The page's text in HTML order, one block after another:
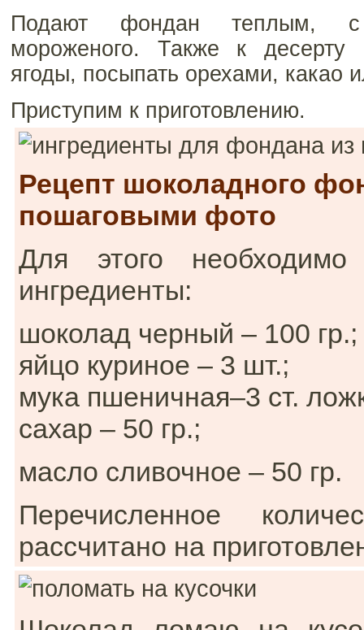
Подают фондан теплым, с
мороженого. Также к десерту
ягоды, посыпать орехами, какао
Приступим к приготовлению.
Рецепт шоколадного
пошаговыми фото
Для этого
ингредиенты:
шоколад черный – 100 гр.;
яйцо куриное – 3 шт.;
мука пшеничная–3 ст.
сахар – 50 гр.;
масло сливочное – 50 гр.
Перечисленное
рассчитано на